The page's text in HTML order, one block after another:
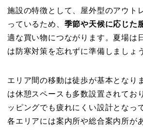
施設の特徴として、屋外型のアウト
っているため、 季節や天候に応じた
適な買い物につながります。夏場は
は防寒対策を忘れずに準備しましょ
エリア間の移動は徒歩が基本となり
は休憩スペースも多数設置されてお
ッピングでも疲れにくい設計となっ
各エリアには案内所や総合案内所が